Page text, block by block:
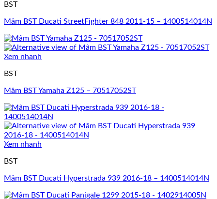
BST
Mâm BST Ducati StreetFighter 848 2011-15 – 1400514014N
Xem nhanh
BST
Mâm BST Yamaha Z125 – 70517052ST
Xem nhanh
BST
Mâm BST Ducati Hyperstrada 939 2016-18 – 1400514014N